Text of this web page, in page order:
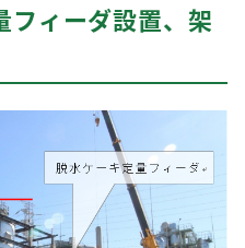
フィーダ設置、架